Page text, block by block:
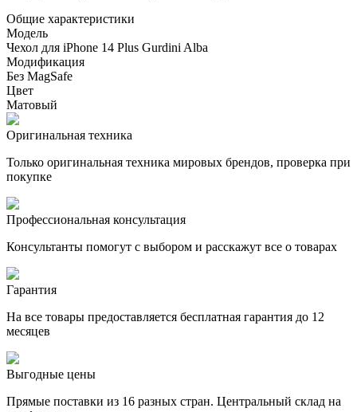
Общие характеристики
Модель
Чехол для iPhone 14 Plus Gurdini Alba
Модификация
Без MagSafe
Цвет
Матовый
Оригинальная техника
Только оригинальная техника мировых брендов, проверка при
покупке
Профессиональная консультация
Консультанты помогут с выбором и расскажут все о товарах
Гарантия
На все товары предоставляется бесплатная гарантия до 12
месяцев
Выгодные цены
Прямые поставки из 16 разных стран. Центральный склад на